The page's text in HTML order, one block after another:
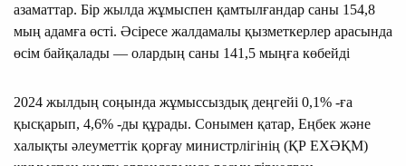
азаматтар. Бір жылда жұмыспен қамтылғандар саны 154,8
мың адамға өсті. Әсіресе жалдамалы қызметкерлер арасында
өсім байқалады — олардың саны 141,5 мыңға көбейді
2024 жылдың соңында жұмыссыздық деңгейі 0,1% -ға
қысқарып, 4,6% -ды құрады. Сонымен қатар, Еңбек және
халықты әлеуметтік қорғау министрлігінің (ҚР ЕХӘҚМ)